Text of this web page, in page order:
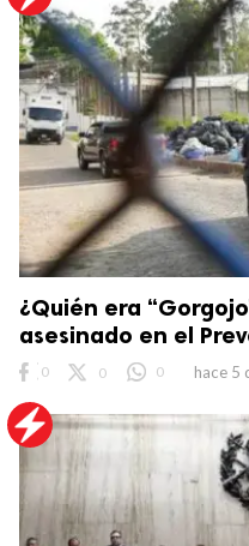
¿Quién era
asesinado en el
0 0 0 hace 5